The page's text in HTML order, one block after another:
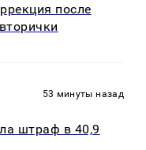
после
53 минуты назад
штраф в 40,9